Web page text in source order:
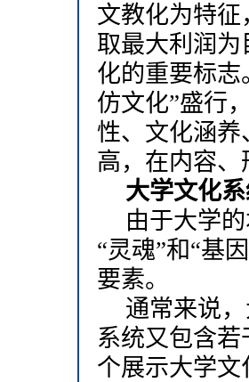
文教化为特
取最大利润
化的重要标
仿文化”盛行
性、文化涵
高，在内容
大学文化
由于大学
“灵魂”和“基
要素。
通常来说
系统又包含
个展示大学